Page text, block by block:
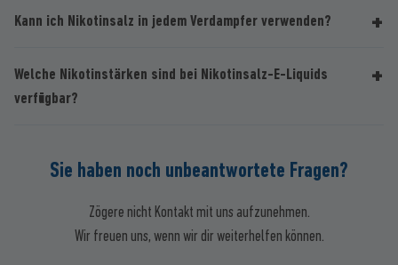
Kann ich Nikotinsalz in jedem Verdampfer verwenden?
Welche Nikotinstärken sind bei Nikotinsalz-E-Liquids
verfügbar?
Sie haben noch unbeantwortete Fragen?
Zögere nicht Kontakt mit uns aufzunehmen.
Wir freuen uns, wenn wir dir weiterhelfen können.